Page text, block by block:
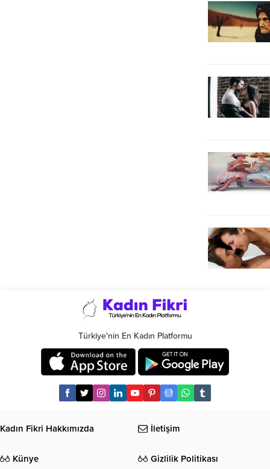
Türkiye'nin En Kadın Platformu
Kadın Fikri Hakkımızda İletişim
Künye Gizlilik Politikası